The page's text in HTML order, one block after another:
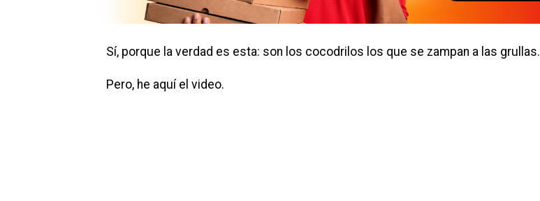
Sí, porque la verdad es esta: son los cocodrilos los que se zampan a las grullas.
Pero, he aquí el video.